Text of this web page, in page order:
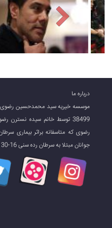
درباره ما
38499 توسط خانم سیده
رضوی که متاسفانه براثر بیماری
جوانان مبتلا به سرطان رده سنی 16-30 سال تاسیس شده است.